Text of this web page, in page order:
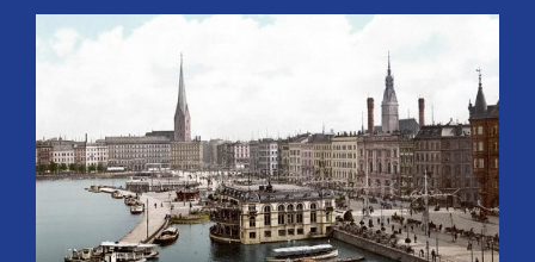
Landen moeten inspireren. In deze
aflevering: iets met data.